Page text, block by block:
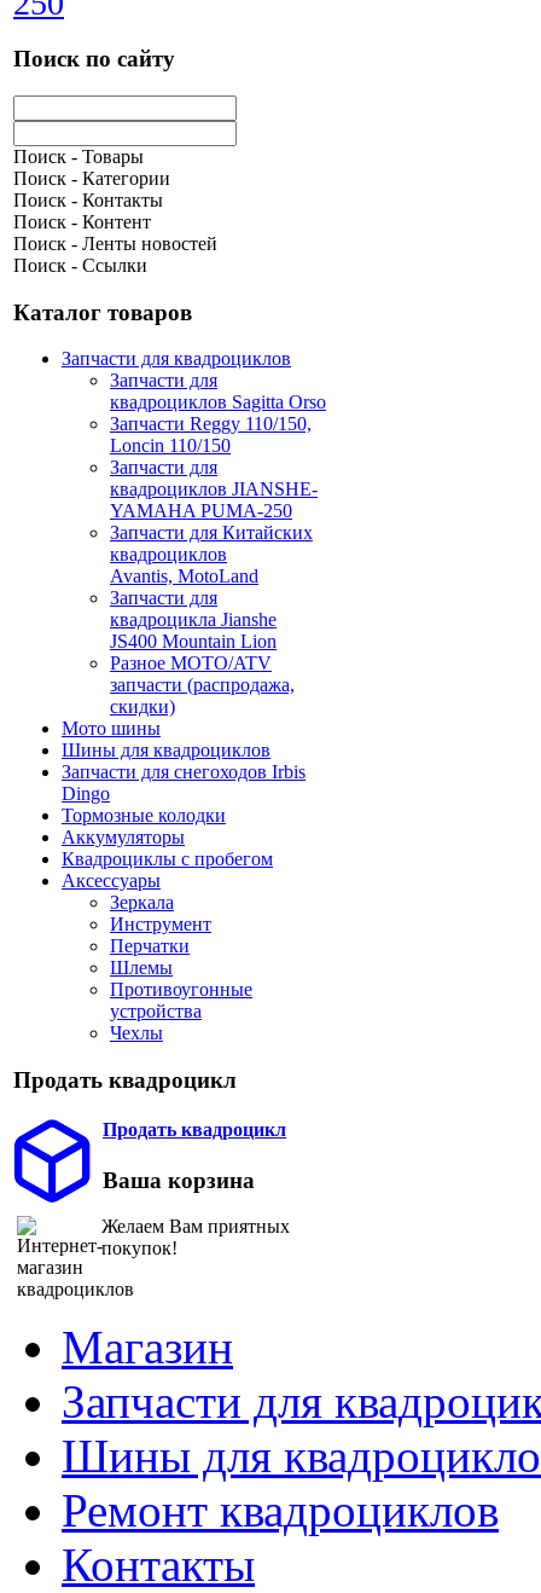
Поиск по сайту
Поиск - Товары
Поиск - Категории
Поиск - Контакты
Поиск - Контент
Поиск - Ленты новостей
Поиск - Ссылки
Каталог товаров
Запчасти для квадроциклов
Запчасти для
квадроциклов Sagitta Orso
Запчасти Reggy 110/150,
Loncin 110/150
Запчасти для
квадроциклов JIANSHE-
YAMAHA PUMA-250
Запчасти для Китайских
квадроциклов
Avantis, MotoLand
Запчасти для
квадроцикла Jianshe
JS400 Mountain Lion
Разное МОТО/ATV
запчасти (распродажа,
скидки)
Мото шины
Шины для квадроциклов
Запчасти для снегоходов Irbis
Dingo
Тормозные колодки
Аккумуляторы
Квадроциклы с пробегом
Аксессуары
Зеркала
Инструмент
Перчатки
Шлемы
Противоугонные
устройства
Чехлы
Продать квадроцикл
Продать квадроцикл
Ваша корзина
Желаем Вам приятных
покупок!
Магазин
Запчасти для
Шины для
Ремонт квадроциклов
Контакты